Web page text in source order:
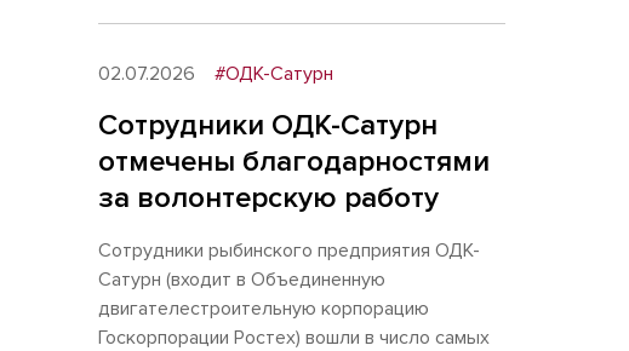
02.07.2026 #ОДК-Сатурн
Сотрудники ОДК-Сатурн
отмечены благодарностями
за волонтерскую работу
Сотрудники рыбинского предприятия ОДК-
Сатурн (входит в Объединенную
двигателестроительную корпорацию
Госкорпорации Ростех) вошли в число самых